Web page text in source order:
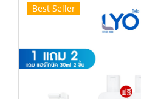
Best Seller